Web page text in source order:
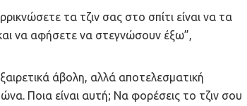
τα τζιν σας στο σπίτι είναι να τα
να αφήσετε να στεγνώσουν έξω”,
άβολη, αλλά αποτελεσματική
Ποια είναι αυτή; Να φορέσεις το τζιν σου